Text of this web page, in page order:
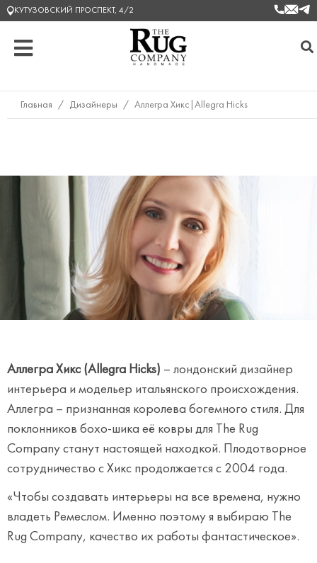
КУТУЗОВСКИЙ ПРОСПЕКТ, 4/2
Главная / Дизайнеры / Аллегра Хикс|Allegra Hicks
Аллегра Хикс (Allegra Hicks) – лондонский дизайнер
интерьера и модельер итальянского происхождения.
Аллегра – признанная королева богемного стиля. Для
поклонников бохо-шика её ковры для The Rug
Company станут настоящей находкой. Плодотворное
сотрудничество с Хикс продолжается с 2004 года.
«Чтобы создавать интерьеры на все времена, нужно
владеть Ремеслом. Именно поэтому я выбираю The
Rug Company, качество их работы фантастическое».